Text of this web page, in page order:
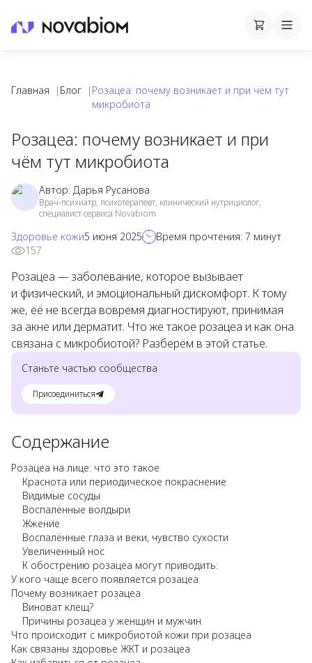
Корзина
Cart
Главная | Блог | Розацеа: почему возникает и при чём тут
микробиота
Розацеа: почему возникает и при
чём тут микробиота
Автор: Дарья Русанова
Врач-психиатр, психотерапевт, клинический нутрициолог,
специалист сервиса Novabiom
Здоровье кожи5 июня 2025 Время прочтения: 7 минут
157
Розацеа — заболевание, которое вызывает
и физический, и эмоциональный дискомфорт. К тому
же, её не всегда вовремя диагностируют, принимая
за акне или дерматит. Что же такое розацеа и как она
связана с микробиотой? Разберём в этой статье.
Станьте частью сообщества
Присоединиться
Содержание
Розацеа на лице: что это такое
Краснота или периодическое покраснение
Видимые сосуды
Воспалённые волдыри
Жжение
Воспалённые глаза и веки, чувство сухости
Увеличенный нос
К обострению розацеа могут приводить:
У кого чаще всего появляется розацеа
Почему возникает розацеа
Виноват клещ?
Причины розацеа у женщин и мужчин
Что происходит с микробиотой кожи при розацеа
Как связаны здоровье ЖКТ и розацеа